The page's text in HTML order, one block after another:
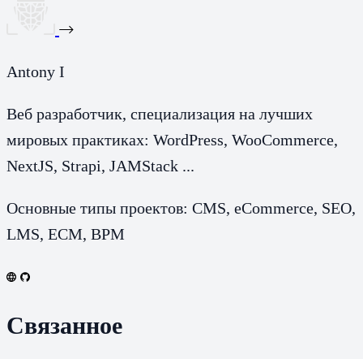
Antony I
Веб разработчик, специализация на лучших
мировых практиках: WordPress, WooCommerce,
NextJS, Strapi, JAMStack ...
Основные типы проектов: CMS, eCommerce, SEO,
LMS, ECM, BPM
Связанное